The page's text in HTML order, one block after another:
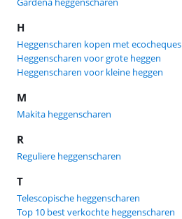
H
Heggenscharen kopen met ecocheques
Heggenscharen voor grote heggen
Heggenscharen voor kleine heggen
M
Makita heggenscharen
R
Reguliere heggenscharen
T
Telescopische heggenscharen
Top 10 best verkochte heggenscharen